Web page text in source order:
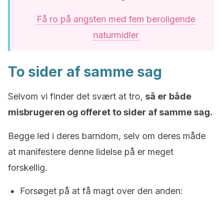
Få ro på angsten med fem beroligende
naturmidler
To sider af samme sag
Selvom vi finder det svært at tro, så er både
misbrugeren og offeret to sider af samme sag.
Begge led i deres barndom, selv om deres måde
at manifestere denne lidelse på er meget
forskellig.
Forsøget på at få magt over den anden: